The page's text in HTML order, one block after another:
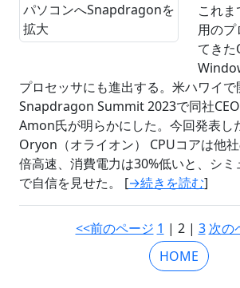
これ
用のプ
てきた
プロセッサにも進出する。米ハワイで
Snapdragon Summit 2023で同社
Amon氏が明らかにした。今回発表し
Oryon（オライオン） CPUコアは他
倍高速、消費電力は30%低いと、シ
で自信を見せた。 [→続きを読む]
<<前のページ 1 | 2 | 3 次の
HOME